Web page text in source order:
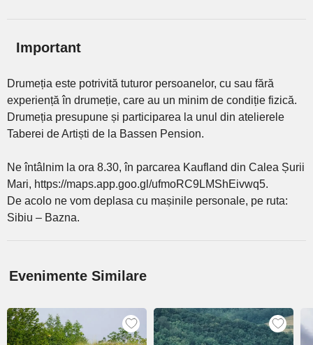
Important
Drumeția este potrivită tuturor persoanelor, cu sau fără
experiență în drumeție, care au un minim de condiție fizică.
Drumeția presupune și participarea la unul din atelierele
Taberei de Artiști de la Bassen Pension.
Ne întâlnim la ora 8.30, în parcarea Kaufland din Calea Șurii
Mari, https://maps.app.goo.gl/ufmoRC9LMShEivwq5.
De acolo ne vom deplasa cu mașinile personale, pe ruta:
Sibiu – Bazna.
Evenimente Similare